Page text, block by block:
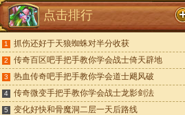
点击排行
1 抓伤还好于天狼蜘蛛对半分收获
2 传奇百区吧手把手教你学会战士倚天辟地
3 热血传奇吧手把手教你学会道士飓风破
4 传奇微变手把手教你学会战士龙影剑法
5 变化好快和骨魔洞二层一天后路线